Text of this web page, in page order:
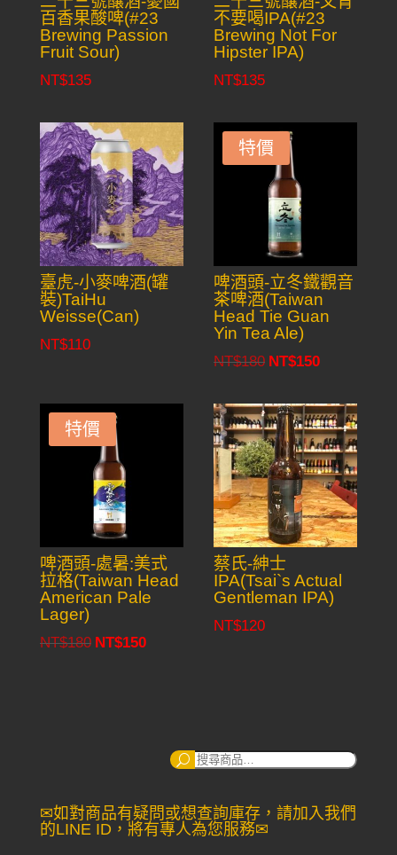
百香果酸啤(#23
Brewing Passion
Fruit Sour)
NT$135
不要喝IPA(#23
Brewing Not For
Hipster IPA)
NT$135
臺虎-小麥啤酒(罐
裝)TaiHu
Weisse(Can)
NT$110
特價
啤酒頭-立冬鐵觀音
茶啤酒(Taiwan
Head Tie Guan
Yin Tea Ale)
NT$180 Original
was:
NT$180.
NT$150Current
is:
NT$150.
特價
啤酒頭-處暑:美式
拉格(Taiwan Head
American Pale
Lager)
NT$180 Original
NT$150Current
蔡氏-紳士
IPA(Tsai`s Actual
Gentleman IPA)
NT$120
搜
✉如對商品有疑問或想查詢庫存，請加入我們
的LINE ID，將有專人為您服務✉